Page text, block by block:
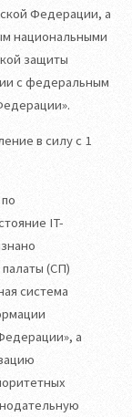
Федерации, ‎а
национальными
защиты
с федеральным
в силу с 1
IT-
(СП)
система
а